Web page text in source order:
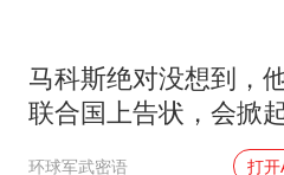
山东潍
夯实基
马科斯绝对没想到，
联合国上告状，会掀
环球军武密语 打开